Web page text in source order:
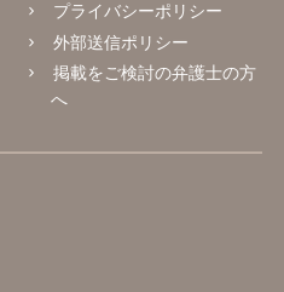
プライバシーポリシー
外部送信ポリシー
掲載をご検討の弁護士の方
へ